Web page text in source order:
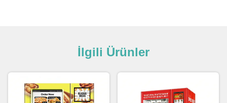
İlgili Ürünler